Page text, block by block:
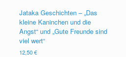
Jataka Geschichten – „Das
kleine Kaninchen und die
Angst“ und „Gute Freunde sind
viel wert“
12,50€